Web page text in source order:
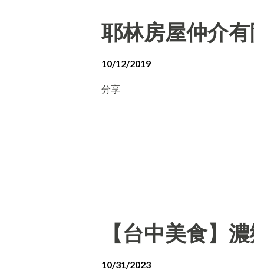
耶林房屋仲介
10/12/2019
分享
【台中美食】
10/31/2023